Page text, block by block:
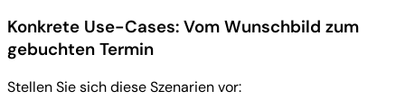
Konkrete Use-Cases: Vom Wunschbild zum
gebuchten Termin
Stellen Sie sich diese Szenarien vor: